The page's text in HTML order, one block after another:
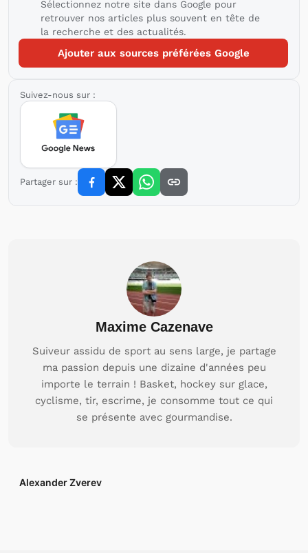
Sélectionnez notre site dans Google pour
retrouver nos articles plus souvent en tête de
la recherche et des actualités.
Ajouter aux sources préférées Google
Suivez-nous sur :
Partager sur :
Maxime Cazenave
Suiveur assidu de sport au sens large, je partage
ma passion depuis une dizaine d'années peu
importe le terrain ! Basket, hockey sur glace,
cyclisme, tir, escrime, je consomme tout ce qui
se présente avec gourmandise.
Alexander Zverev